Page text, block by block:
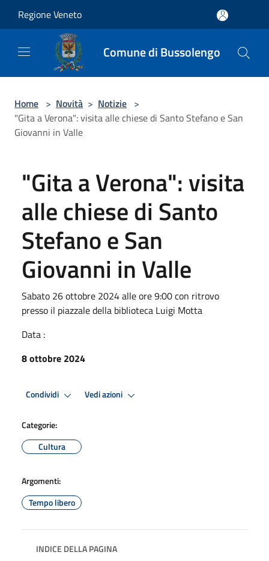
Regione Veneto
Comune di Bussolengo
Home > Novità > Notizie >
"Gita a Verona": visita alle chiese di Santo Stefano e San
Giovanni in Valle
"Gita a Verona": visita
alle chiese di Santo
Stefano e San
Giovanni in Valle
Sabato 26 ottobre 2024 alle ore 9:00 con ritrovo
presso il piazzale della biblioteca Luigi Motta
Data :
8 ottobre 2024
Condividi Vedi azioni
Categorie:
Cultura
Argomenti:
Tempo libero
INDICE DELLA PAGINA